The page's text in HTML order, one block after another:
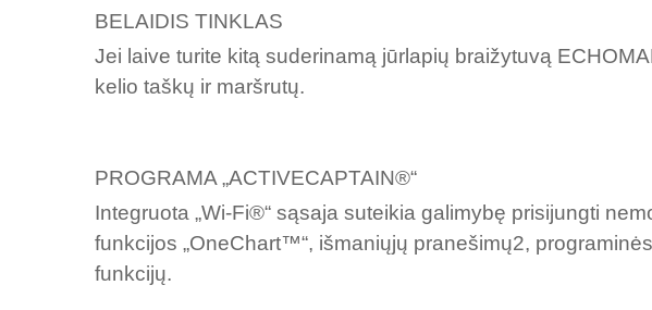
BELAIDIS TINKLAS
Jei laive turite kitą suderinamą jūrlapių braižytuvą
kelio taškų ir maršrutų.
PROGRAMA „ACTIVECAPTAIN®“
Integruota „Wi-Fi®“ sąsaja suteikia galimybę prisijungti
funkcijos „OneChart™“, išmaniųjų pranešimų2,
funkcijų.